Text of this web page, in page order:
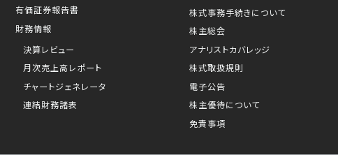
有価証券報告書
財務情報
決算レビュー
月次売上高レポート
チャートジェネレータ
連結財務諸表
株式事務手続きについて
株主総会
アナリストカバレッジ
株式取扱規則
電子公告
株主優待について
免責事項